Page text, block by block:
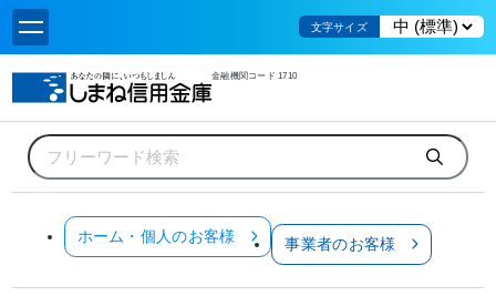
文字サイズ
金融機関コード 1710
ホーム・個人のお客様 事業者のお客様
ホーム 個人のお客様お金をかりるフリーローン
レディースパートナー100 FAXでの仮審査申込み